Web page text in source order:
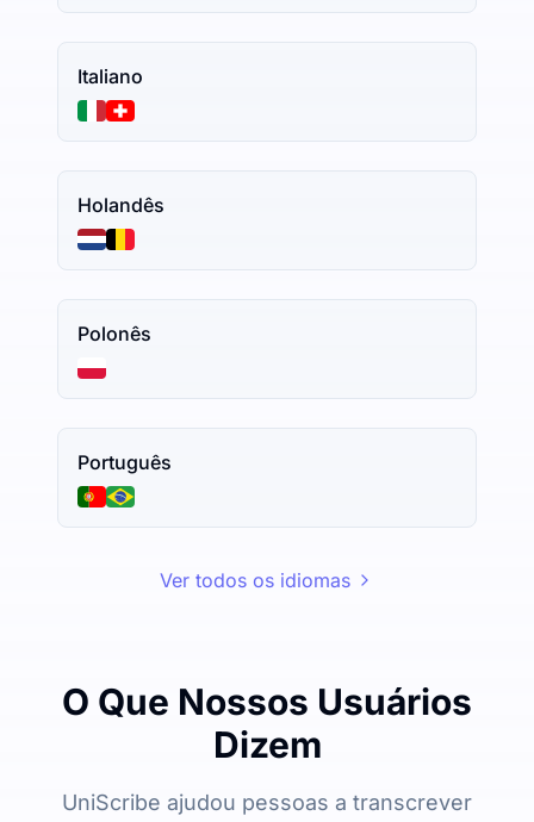
Italiano
Holandês
Polonês
Português
Ver todos os idiomas
O Que Nossos Usuários
Dizem
UniScribe ajudou pessoas a transcrever